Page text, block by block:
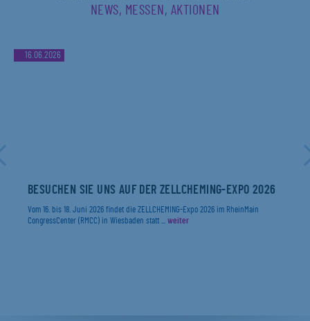
NEWS, MESSEN, AKTIONEN
16.06.2026
BESUCHEN SIE UNS AUF DER ZELLCHEMING-EXPO 2026
Vom 16. bis 18. Juni 2026 findet die ZELLCHEMING-Expo 2026 im RheinMain
CongressCenter (RMCC) in Wiesbaden statt ... weiter